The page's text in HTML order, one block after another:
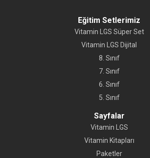
Eğitim Setlerimiz
Vitamin LGS Süper Set
Vitamin LGS Dijital
8. Sınıf
7. Sınıf
6. Sınıf
5. Sınıf
Sayfalar
Vitamin LGS
Vitamin Kitapları
Paketler